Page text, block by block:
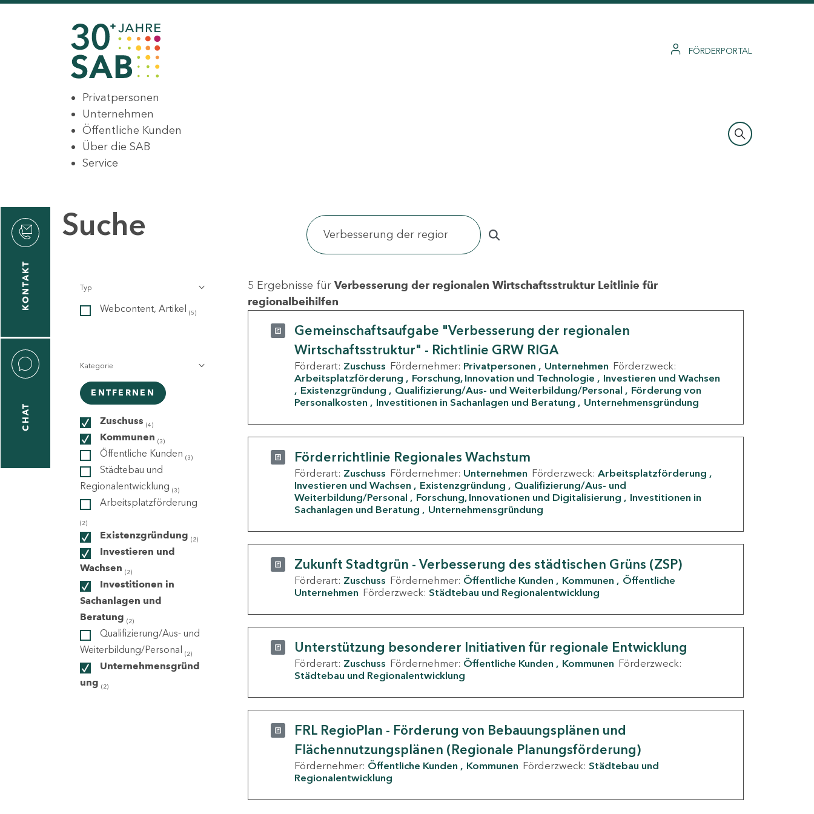
FÖRDERPORTAL
Privatpersonen
Unternehmen
Öffentliche Kunden
Über die SAB
Service
KONTAKT
CHAT
Suche
Typ
Webcontent, Artikel (5)
Kategorie
ENTFERNEN
Zuschuss (4)
Kommunen (3)
Öffentliche Kunden (3)
Städtebau und
Regionalentwicklung (3)
Arbeitsplatzförderung
(2)
Existenzgründung (2)
Investieren und
Wachsen (2)
Investitionen in
Sachanlagen und
Beratung (2)
Qualifizierung/Aus- und
Weiterbildung/Personal (2)
Unternehmensgründ
ung (2)
5 Ergebnisse für Verbesserung der regionalen Wirtschaftsstruktur Leitlinie für
regionalbeihilfen
Gemeinschaftsaufgabe "Verbesserung der regionalen
Wirtschaftsstruktur" - Richtlinie GRW RIGA
Förderart: Zuschuss Fördernehmer: Privatpersonen Unternehmen Förderzweck:
Arbeitsplatzförderung
Forschung, Innovation und Technologie
Investieren und Wachsen
Existenzgründung
Qualifizierung/Aus- und Weiterbildung/Personal
Förderung von
Personalkosten
Investitionen in Sachanlagen und Beratung Unternehmensgründung
Förderrichtlinie Regionales Wachstum
Förderart: Zuschuss Fördernehmer: Unternehmen Förderzweck: Arbeitsplatzförderung
Investieren und Wachsen
Existenzgründung
Qualifizierung/Aus- und
Weiterbildung/Personal
Forschung, Innovationen und Digitalisierung
Investitionen in
Sachanlagen und Beratung
Unternehmensgründung
Zukunft Stadtgrün - Verbesserung des städtischen Grüns (ZSP)
Förderart: Zuschuss Fördernehmer: Öffentliche Kunden Kommunen
Öffentliche
Unternehmen Förderzweck: Städtebau und Regionalentwicklung
Unterstützung besonderer Initiativen für regionale Entwicklung
Förderart: Zuschuss Fördernehmer: Öffentliche Kunden Kommunen Förderzweck:
Städtebau und Regionalentwicklung
FRL RegioPlan - Förderung von Bebauungsplänen und
Flächennutzungsplänen (Regionale Planungsförderung)
Fördernehmer: Öffentliche Kunden Kommunen Förderzweck: Städtebau und
Regionalentwicklung